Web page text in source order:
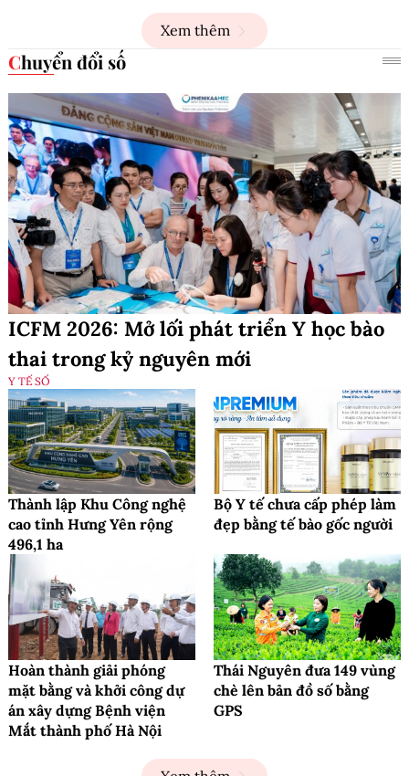
Xem thêm
Chuyển đổi số
ICFM 2026: Mở lối phát triển Y học bào
thai trong kỷ nguyên mới
Y TẾ SỐ
Thành lập Khu Công nghệ
cao tỉnh Hưng Yên rộng
496,1 ha
Bộ Y tế chưa cấp phép làm
đẹp bằng tế bào gốc người
Hoàn thành giải phóng
mặt bằng và khởi công dự
án xây dựng Bệnh viện
Mắt thành phố Hà Nội
Thái Nguyên đưa 149 vùng
chè lên bản đồ số bằng
GPS